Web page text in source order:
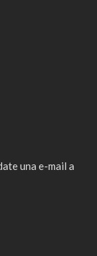
una e-mail a